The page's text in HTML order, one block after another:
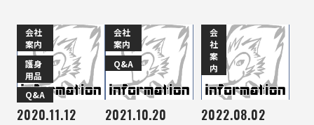
会社
案内
護身
用品
Q&A
2020.11.12
会社
案内
Q&A
2021.10.20
会
社
案
内
2022.08.02